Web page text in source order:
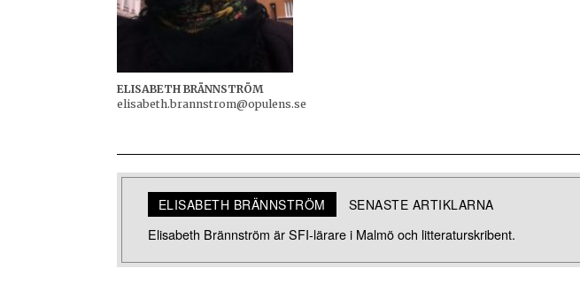
ELISABETH BRÄNNSTRÖM
elisabeth.brannstrom@opulens.se
ELISABETH BRÄNNSTRÖM SENASTE ARTIKLARNA
Elisabeth Brännström är SFI-lärare i Malmö och litteraturskribent.